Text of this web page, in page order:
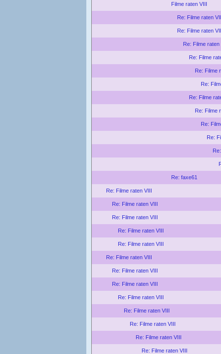
Filme raten VIII
Re: Filme raten
Re: Filme raten
Re: Filme raten
Re: Filme
Re: Filme
Re:
Re: Filme
Re: Filme
Re:
Re:
Re: faxe61
Re: Filme raten VIII
Re: Filme raten VIII
Re: Filme raten VIII
Re: Filme raten VIII
Re: Filme raten VIII
Re: Filme raten VIII
Re: Filme raten VIII
Re: Filme raten VIII
Re: Filme raten VIII
Re: Filme raten VIII
Re: Filme raten VIII
Re: Filme raten VIII
Re: Filme raten VIII